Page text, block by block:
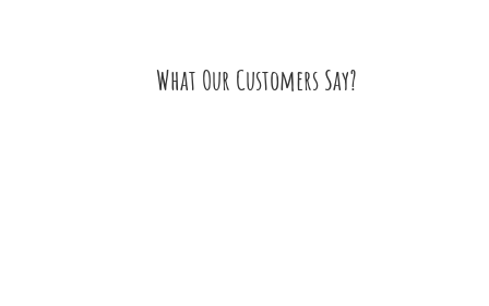
What Our Customers Say?